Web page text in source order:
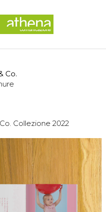
Co.
Collezione 2022